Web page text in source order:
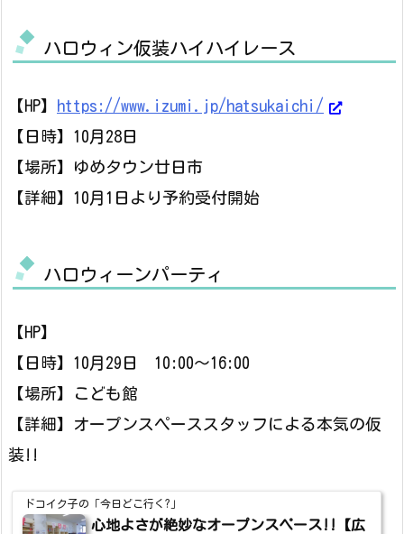
ハロウィン仮装ハイハイレース
【HP】 https://www.izumi.jp/hatsukaichi/
【日時】10月28日
【場所】ゆめタウン廿日市
【詳細】10月1日より予約受付開始
ハロウィーンパーティ
【HP】
【日時】10月29日 10:00～16:00
【場所】こども館
【詳細】オープンスペーススタッフによる本気の仮
装!!
ドコイク子の「今日どこ行く?」
心地よさが絶妙なオープンスペース!!【広